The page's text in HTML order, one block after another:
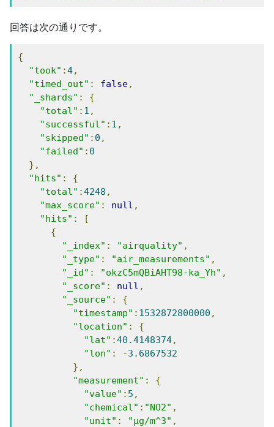
回答は次の通りです。
{
"took" :4,
"timed_out" : false,
"_shards" :
{
"total" : 1 ,
"successful" : 1 ,
"skipped" : 0 ,
"failed" : 0
},
"hits" :
{
"total" :4248 ,
"max_score" : null ,
"hits" :
[
{
"_index" : "airquality" ,
"_type" : "air_measurements" ,
"_id" : "okzC5mQBiAHT98-ka_Yh" ,
"_score" : null ,
"_source" :
{
"timestamp" : 1532872800000 ,
"location" :
{
"lat" :40.4148374,
"lon" : -3.6867532
},
"measurement" :
{
"value" : 5 ,
"chemical" : "NO2" ,
"unit" : "μg/m^3" ,